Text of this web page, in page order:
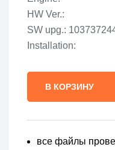
HW Ver.:
SW upg.:
Installation:
В КОРЗИНУ
все файлы